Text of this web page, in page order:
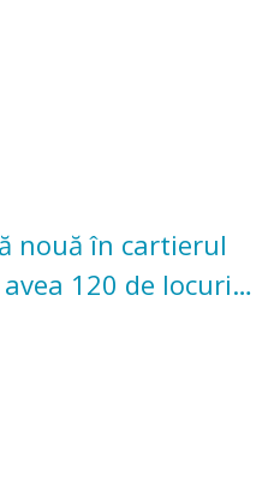
acestui an
nouă în cartierul
120 de locuri